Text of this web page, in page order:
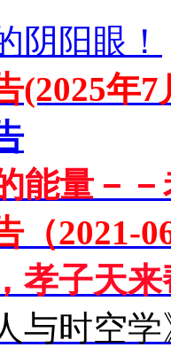
阴阳眼！
(2025年
能量－
（2021-
孝子天来
与时空